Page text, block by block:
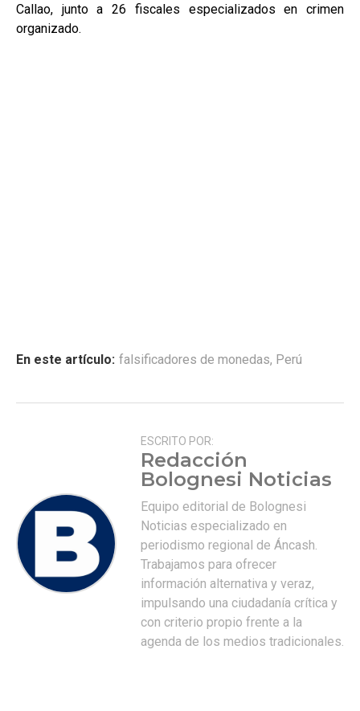
Callao, junto a 26 fiscales especializados en crimen
organizado.
En este artículo: falsificadores de monedas, Perú
ESCRITO POR:
Redacción
Bolognesi Noticias
Equipo editorial de Bolognesi
Noticias especializado en
periodismo regional de Áncash.
Trabajamos para ofrecer
información alternativa y veraz,
impulsando una ciudadanía crítica y
con criterio propio frente a la
agenda de los medios tradicionales.